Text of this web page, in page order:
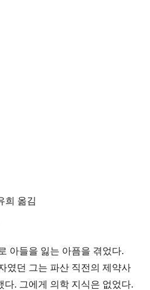
희 옮김
아들을 잃는 아픔을 겪었다.
였던 그는 파산 직전의 제약사
다. 그에게 의학 지식은 없었다.